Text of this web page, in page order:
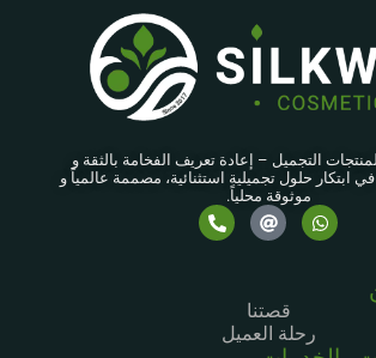
التجميل – إعادة تعريف الفخامة بالثقة و
في ابتكار حلول تجميلية استثنائية، مصممة عالمياً و
موثوقة محلياً.
قصتنا
رحلة العميل